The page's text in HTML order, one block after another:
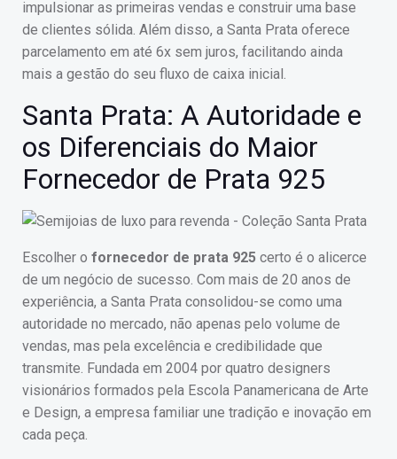
impulsionar as primeiras vendas e construir uma base
de clientes sólida. Além disso, a Santa Prata oferece
parcelamento em até 6x sem juros, facilitando ainda
mais a gestão do seu fluxo de caixa inicial.
Santa Prata: A Autoridade e
os Diferenciais do Maior
Fornecedor de Prata 925
Escolher o fornecedor de prata 925 certo é o alicerce
de um negócio de sucesso. Com mais de 20 anos de
experiência, a Santa Prata consolidou-se como uma
autoridade no mercado, não apenas pelo volume de
vendas, mas pela excelência e credibilidade que
transmite. Fundada em 2004 por quatro designers
visionários formados pela Escola Panamericana de Arte
e Design, a empresa familiar une tradição e inovação em
cada peça.